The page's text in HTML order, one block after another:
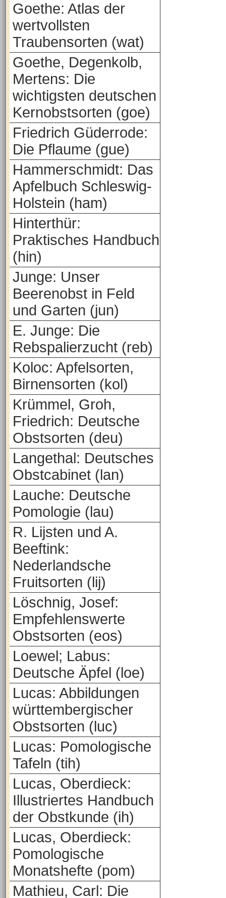
Goethe: Atlas der
wertvollsten
Traubensorten (wat)
Goethe, Degenkolb,
Mertens: Die
wichtigsten deutschen
Kernobstsorten (goe)
Friedrich Güderrode:
Die Pflaume (gue)
Hammerschmidt: Das
Apfelbuch Schleswig-
Holstein (ham)
Hinterthür:
Praktisches Handbuch
(hin)
Junge: Unser
Beerenobst in Feld
und Garten (jun)
E. Junge: Die
Rebspalierzucht (reb)
Koloc: Apfelsorten,
Birnensorten (kol)
Krümmel, Groh,
Friedrich: Deutsche
Obstsorten (deu)
Langethal: Deutsches
Obstcabinet (lan)
Lauche: Deutsche
Pomologie (lau)
R. Lijsten und A.
Beeftink:
Nederlandsche
Fruitsorten (lij)
Löschnig, Josef:
Empfehlenswerte
Obstsorten (eos)
Loewel; Labus:
Deutsche Äpfel (loe)
Lucas: Abbildungen
württembergischer
Obstsorten (luc)
Lucas: Pomologische
Tafeln (tih)
Lucas, Oberdieck:
Illustriertes Handbuch
der Obstkunde (ih)
Lucas, Oberdieck:
Pomologische
Monatshefte (pom)
Mathieu, Carl: Die